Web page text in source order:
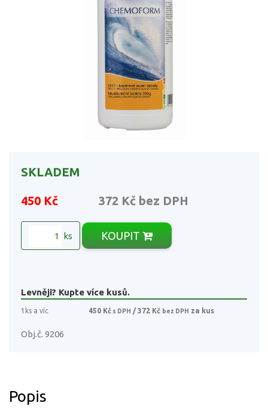
SKLADEM
450 Kč 372 Kč bez DPH
ks KOUPIT
Levněji? Kupte více kusů.
1ks a víc 450 Kč s DPH / 372 Kč bez DPH za kus
Obj.č. 9206
Popis